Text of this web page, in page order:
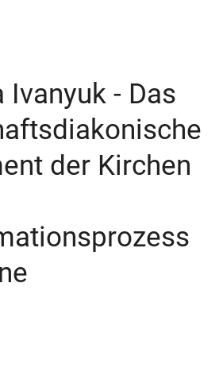
Ivanyuk - Das
der Kirchen